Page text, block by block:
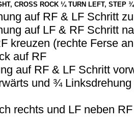
CROSS ROCK ¼ TURN LEFT, STEP
auf RF & LF Schritt
auf LF & RF Schritt
kreuzen (rechte Ferse
auf RF
auf RF & LF Schritt
und ¾
rechts und LF neben